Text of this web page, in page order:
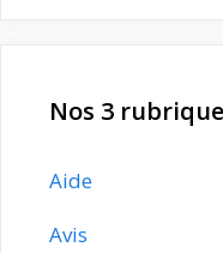
Nos 3
Aide
Avis